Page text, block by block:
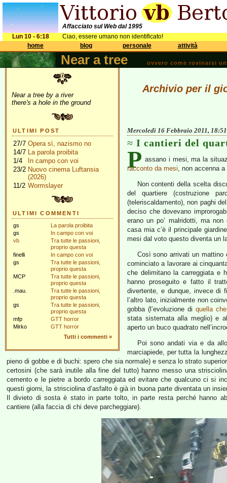
Affacciato sul Web dal 1995
Lun 10 - 6:18
Ciao, essere umano non identificato!
home
blog personale attività
Near a tree ovvero come rovinarsi
Near a tree by a river
there's a hole in the ground
ULTIMI POST
27/7 Opera sì, nazismo no
14/7 La parola proibita
1/4
In campo con voi
23/2 Nuovo cinema Luftansia
(2026)
11/2 Wormslayer
ULTIMI COMMENTI
gs
La parola proibita
gs
In campo con voi
vb
Tra tutte le passioni,
proprio questa
finelli
In campo con voi
gs
Tra tutte le passioni,
proprio questa
MCP
Tra tutte le passioni,
proprio questa
.mau.
Tra tutte le passioni,
proprio questa
gs
Tra tutte le passioni,
proprio questa
mfp
GTT horror
Mirko
GTT horror
Tutti i commenti »
Archivio per il
Mercoledì 16 Febbraio 2011, 18:51
I cantieri del
P assano i mesi, ma la
racconto da mesi, non accenna
Non contenti della scelta
del quartiere (costruzione
(teleriscaldamento), non paghi
deciso che dovevano
erano un po’ malridotti, ma
casa mia c’è il principale
mesi dal voto questo diventa un
Così sono arrivati un mattino
cominciato a lavorare ai
che delimitano la carreggiata e
hanno proseguito e fatto il
divertente, e dunque, invece di
l’altro lato, inizialmente non
gobba (l’evoluzione di quella
stata sistemata alla meglio) e
aperto un buco quadrato
Poi sono andati via e da
marciapiede, per tutta la
pieno di gobbe e di buchi: spero che sia normale) e senza lo strato
certosini (che sarà inutile alla fine del tutto) hanno messo una
cemento e le pietre a bordo carreggiata ed evitare che qualcuno ci si
questi giorni, la strisciolina d’asfalto è già in buona parte diventata un
Il divieto di sosta è stato in parte tolto, in parte resta perché hanno
cantiere (alla faccia di chi deve parcheggiare).